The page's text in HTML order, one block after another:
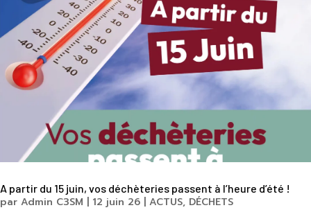
A partir du 15 juin, vos déchèteries passent à l’heure d’été !
par Admin C3SM 12 juin 26 ACTUS, DÉCHETS